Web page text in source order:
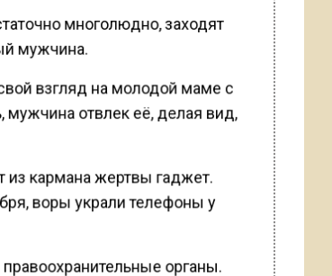
многолюдно, заходят
мужчина.
взгляд на молодой маме с
мужчина отвлек её, делая вид,
кармана жертвы гаджет.
воры украли телефоны у
органы.